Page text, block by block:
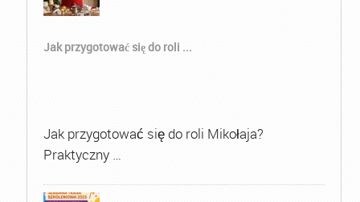
Jak przygotować się do roli ...
Jak przygotować się do roli Mikołaja?
Praktyczny …